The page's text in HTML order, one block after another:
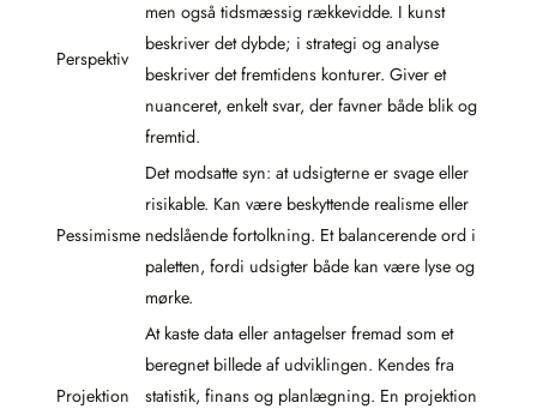
Perspektiv
men også tidsmæssig rækkevidde. I kunst
beskriver det dybde; i strategi og analyse
beskriver det fremtidens konturer. Giver et
nuanceret, enkelt svar, der favner både blik og
fremtid.
Pessimisme
Det modsatte syn: at udsigterne er svage eller
risikable. Kan være beskyttende realisme eller
nedslående fortolkning. Et balancerende ord i
paletten, fordi udsigter både kan være lyse og
mørke.
Projektion
At kaste data eller antagelser fremad som et
beregnet billede af udviklingen. Kendes fra
statistik, finans og planlægning. En projektion